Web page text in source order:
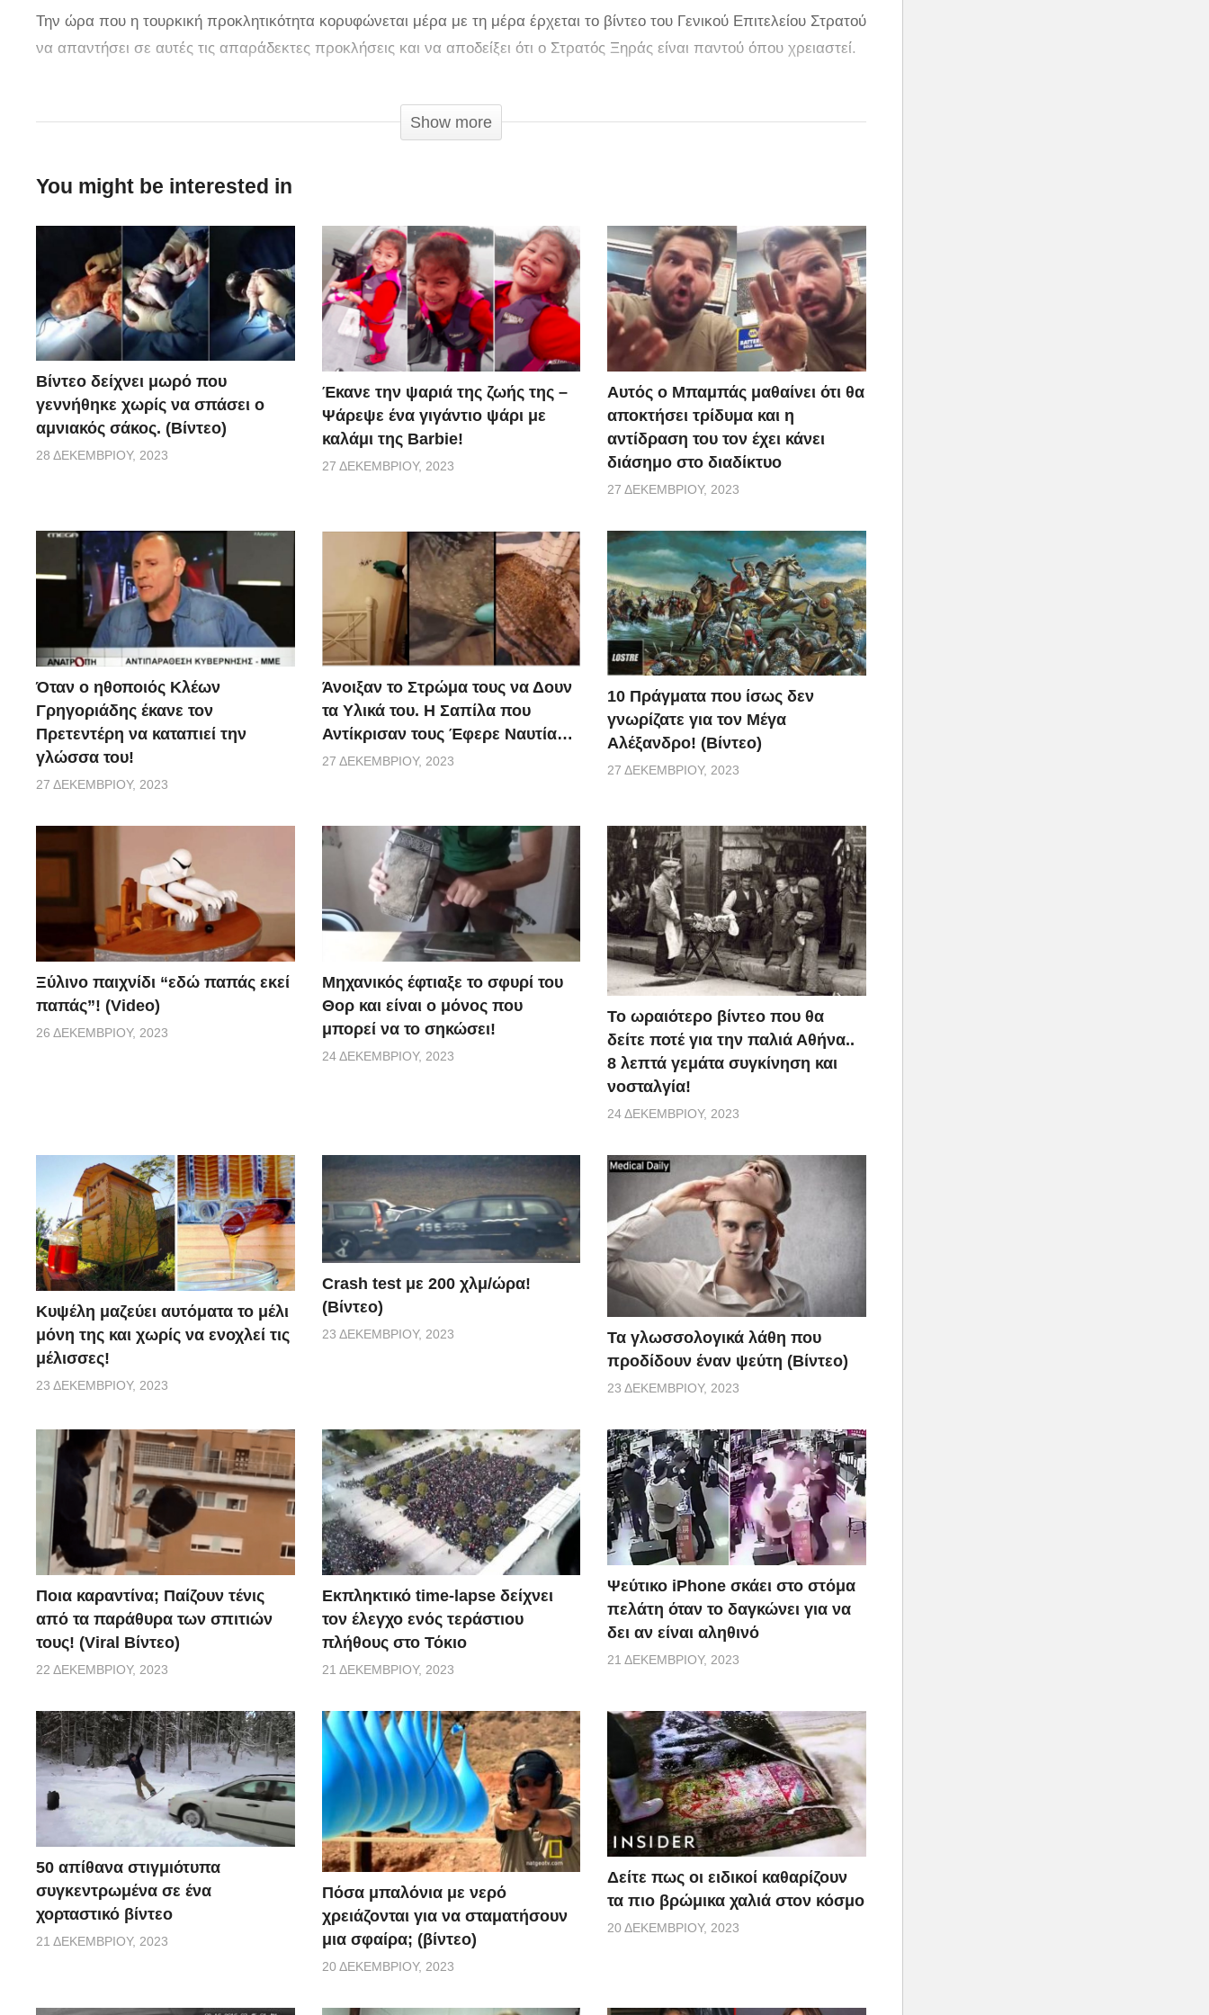
Την ώρα που η τουρκική προκλητικότητα κορυφώνεται μέρα με τη μέρα έρχεται το βίντεο του Γενικού Επιτελείου Στρατού
να απαντήσει σε αυτές τις απαράδεκτες προκλήσεις και να αποδείξει ότι ο Στρατός Ξηράς είναι παντού όπου χρειαστεί.
Show more
You might be interested in
Βίντεο δείχνει μωρό που
γεννήθηκε χωρίς να σπάσει ο
αμνιακός σάκος. (Βίντεο)
28 ΔΕΚΕΜΒΡΊΟΥ, 2023
Έκανε την ψαριά της ζωής της –
Ψάρεψε ένα γιγάντιο ψάρι με
καλάμι της Barbie!
27 ΔΕΚΕΜΒΡΊΟΥ, 2023
Αυτός ο Μπαμπάς μαθαίνει ότι θα
αποκτήσει τρίδυμα και η
αντίδραση του τον έχει κάνει
διάσημο στο διαδίκτυο
27 ΔΕΚΕΜΒΡΊΟΥ, 2023
Όταν ο ηθοποιός Κλέων
Γρηγοριάδης έκανε τον
Πρετεντέρη να καταπιεί την
γλώσσα του!
27 ΔΕΚΕΜΒΡΊΟΥ, 2023
Άνοιξαν το Στρώμα τους να Δουν
τα Υλικά του. Η Σαπίλα που
Αντίκρισαν τους Έφερε Ναυτία…
27 ΔΕΚΕΜΒΡΊΟΥ, 2023
10 Πράγματα που ίσως δεν
γνωρίζατε για τον Μέγα
Αλέξανδρο! (Βίντεο)
27 ΔΕΚΕΜΒΡΊΟΥ, 2023
Ξύλινο παιχνίδι “εδώ παπάς εκεί
παπάς”! (Video)
26 ΔΕΚΕΜΒΡΊΟΥ, 2023
Μηχανικός έφτιαξε το σφυρί του
Θορ και είναι ο μόνος που
μπορεί να το σηκώσει!
24 ΔΕΚΕΜΒΡΊΟΥ, 2023
Το ωραιότερο βίντεο που θα
δείτε ποτέ για την παλιά Αθήνα..
8 λεπτά γεμάτα συγκίνηση και
νοσταλγία!
24 ΔΕΚΕΜΒΡΊΟΥ, 2023
Κυψέλη μαζεύει αυτόματα το μέλι
μόνη της και χωρίς να ενοχλεί τις
μέλισσες!
23 ΔΕΚΕΜΒΡΊΟΥ, 2023
Crash test με 200 χλμ/ώρα!
(Βίντεο)
23 ΔΕΚΕΜΒΡΊΟΥ, 2023
Τα γλωσσολογικά λάθη που
προδίδουν έναν ψεύτη (Βίντεο)
23 ΔΕΚΕΜΒΡΊΟΥ, 2023
Ποια καραντίνα; Παίζουν τένις
από τα παράθυρα των σπιτιών
τους! (Viral Βίντεο)
22 ΔΕΚΕΜΒΡΊΟΥ, 2023
Εκπληκτικό time-lapse δείχνει
τον έλεγχο ενός τεράστιου
πλήθους στο Τόκιο
21 ΔΕΚΕΜΒΡΊΟΥ, 2023
Ψεύτικο iPhone σκάει στο στόμα
πελάτη όταν το δαγκώνει για να
δει αν είναι αληθινό
21 ΔΕΚΕΜΒΡΊΟΥ, 2023
50 απίθανα στιγμιότυπα
συγκεντρωμένα σε ένα
χορταστικό βίντεο
21 ΔΕΚΕΜΒΡΊΟΥ, 2023
Πόσα μπαλόνια με νερό
χρειάζονται για να σταματήσουν
μια σφαίρα; (βίντεο)
20 ΔΕΚΕΜΒΡΊΟΥ, 2023
Δείτε πως οι ειδικοί καθαρίζουν
τα πιο βρώμικα χαλιά στον κόσμο
20 ΔΕΚΕΜΒΡΊΟΥ, 2023